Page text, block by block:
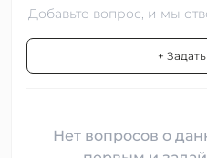
Добавьте вопрос, и мы
+
Нет вопросов о